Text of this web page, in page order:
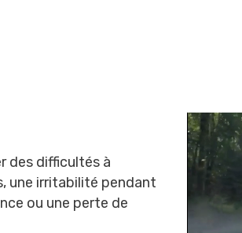
des difficultés à
une irritabilité pendant
ou une perte de